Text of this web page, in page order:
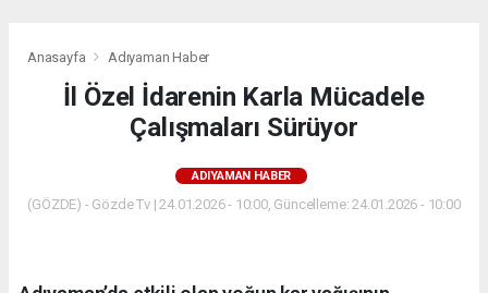
Anasayfa Adıyaman Haber
İl Özel İdarenin Karla Mücadele
Çalışmaları Sürüyor
ADIYAMAN HABER
(GÖZDE) - Gözde Tv | 24.01.2026 - 10:00, Güncelleme: 24.01.2026 - 10:00